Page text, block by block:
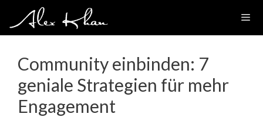
springen
Community einbinden: 7
geniale Strategien für mehr
Engagement